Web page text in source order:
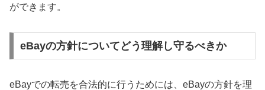
ができます。
eBayの方針についてどう理解し守るべきか
eBayでの転売を合法的に行うためには、eBayの方針を理